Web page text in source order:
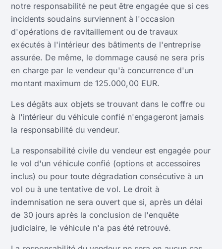
notre responsabilité ne peut être engagée que si ces
incidents soudains surviennent à l'occasion
d'opérations de ravitaillement ou de travaux
exécutés à l'intérieur des bâtiments de l'entreprise
assurée. De même, le dommage causé ne sera pris
en charge par le vendeur qu'à concurrence d'un
montant maximum de 125.000,00 EUR.
Les dégâts aux objets se trouvant dans le coffre ou
à l'intérieur du véhicule confié n'engageront jamais
la responsabilité du vendeur.
La responsabilité civile du vendeur est engagée pour
le vol d'un véhicule confié (options et accessoires
inclus) ou pour toute dégradation consécutive à un
vol ou à une tentative de vol. Le droit à
indemnisation ne sera ouvert que si, après un délai
de 30 jours après la conclusion de l'enquête
judiciaire, le véhicule n'a pas été retrouvé.